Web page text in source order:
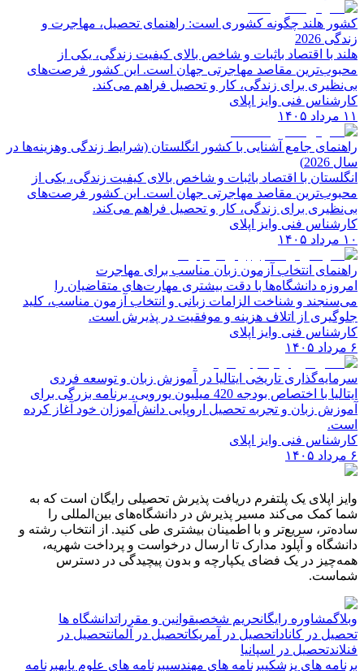
کشور هلند چگونه کشوری است: راهنمای تحصیل، مهاجرت و
زندگی 2026
هلند با اقتصاد باثبات و شاخص‌ بالای کیفیت زندگی، یکی از
محبوب‌ترین مقاصد مهاجرتی جهان است. این کشور فرصت‌های
بی‌نظیری برای زندگی، کار و تحصیل فراهم می‌کند.
کارشناس فنی وایز اپلای
۱۱ مرداد ۱۴۰۵
راهنمای جامع آشنایی با کشور انگلستان (شرایط زندگی وهزینه‌ها در
سال 2026)
انگلستان با اقتصاد باثبات و شاخص‌ بالای کیفیت زندگی، یکی از
محبوب‌ترین مقاصد مهاجرتی جهان است. این کشور فرصت‌های
بی‌نظیری برای زندگی، کار و تحصیل فراهم می‌کند.
کارشناس فنی وایز اپلای
۱۰ مرداد ۱۴۰۵
راهنمای انتخاب آزمون زبان مناسب برای مهاجرت
امروزه دانشگاه‌ها با دقت بیشتری مهارت‌های متقاضیان را
می‌سنجند و شناخت الزامات زبانی و انتخاب آزمون مناسب، کلید
جلوگیری از اتلاف هزینه و موفقیت در پذیرش است.
کارشناس فنی وایز اپلای
۶ مرداد ۱۴۰۵
سرمایه‌گذاری تاریخی ایتالیا در آموزش زبان و توسعه فردی
ایتالیا با اختصاص بودجه 420 میلیون یورویی، برنامه بزرگی برای
آموزش زبان و تجربه تحصیل اروپایی دانش‌آموزان خود آغاز کرده
است.
کارشناس فنی وایز اپلای
۶ مرداد ۱۴۰۵
وایز اپلای یک پلتفرم دریافت پذیرش تحصیلی رایگان است که به
شما کمک می‌کند مسیر پذیرش در دانشگاه‌های بین‌المللی را
ساده‌تر، سریع‌تر و با اطمینان بیشتری طی کنید. از انتخاب رشته و
دانشگاه و آپلود مدارک تا ارسال درخواست و پرداخت شهریه،
همه‌چیز در یک فضای یکپارچه و بدون پیچیدگی در دسترس
شماست.
وبلاگمشاوره رایگانحریم شخصیقوانین و مقرراتدانشگاه ها
تحصیل در کانادا تحصیل در آمریکاتحصیل در آلمانتحصیل در
فنلاندتحصیل در اسپانیا
برنامه های پزشکیبرنامه های مهندسیبرنامه های علوم پایهبرنامه